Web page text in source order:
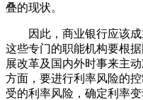
叠的现状。
因此，商业银行应该成
这些专门的职能机构要根
展改革及国内外时事来主
方面，要进行利率风险的
受的利率风险，确定利率